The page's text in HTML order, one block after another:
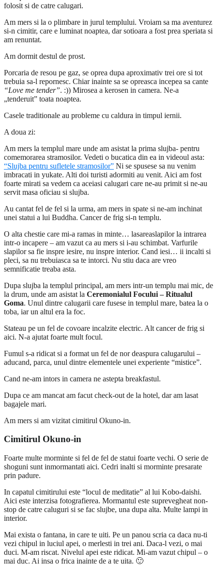
folosit si de catre calugari.
Am mers si la o plimbare in jurul templului. Vroiam sa ma aventurez
si-n cimitir, care e luminat noaptea, dar sotioara a fost prea speriata si
am renuntat.
Am dormit destul de prost.
Porcaria de resou pe gaz, se oprea dupa aproximativ trei ore si tot
trebuia sa-l repornesc. Chiar inainte sa se opreasca incepea sa cante
“Love me tender”. :)) Mirosea a kerosen in camera. Ne-a
„tenderuit” toata noaptea.
Casele traditionale au probleme cu caldura in timpul iernii.
A doua zi:
Am mers la templul mare unde am asistat la prima slujba- pentru
comemorarea stramosilor. Vedeti o bucatica din ea in videoul asta:
“Slujba pentru sufletele stramosilor” Ni se spusese sa nu venim
imbracati in yukate. Alti doi turisti adormiti au venit. Aici am fost
foarte mirati sa vedem ca aceiasi calugari care ne-au primit si ne-au
servit masa oficiau si slujba.
Au cantat fel de fel si la urma, am mers in spate si ne-am inchinat
unei statui a lui Buddha. Cancer de frig si-n templu.
O alta chestie care mi-a ramas in minte… lasareaslapilor la intrarea
intr-o incapere – am vazut ca au mers si i-au schimbat. Varfurile
slapilor sa fie inspre iesire, nu inspre interior. Cand iesi… ii incalti si
pleci, sa nu trebuiasca sa te intorci. Nu stiu daca are vreo
semnificatie treaba asta.
Dupa slujba la templul principal, am mers intr-un templu mai mic, de
la drum, unde am asistat la Ceremonialul Focului – Ritualul
Goma. Unul dintre calugarii care fusese in templul mare, batea la o
toba, iar un altul era la foc.
Stateau pe un fel de covoare incalzite electric. Alt cancer de frig si
aici. N-a ajutat foarte mult focul.
Fumul s-a ridicat si a format un fel de nor deaspura calugarului –
aducand, parca, unul dintre elementele unei experiente “mistice”.
Cand ne-am intors in camera ne astepta breakfastul.
Dupa ce am mancat am facut check-out de la hotel, dar am lasat
bagajele mari.
Am mers si am vizitat cimitirul Okuno-in.
Cimitirul Okuno-in
Foarte multe morminte si fel de fel de statui foarte vechi. O serie de
shoguni sunt inmormantati aici. Cedri inalti si morminte presarate
prin padure.
In capatul cimitirului este “locul de meditatie” al lui Kobo-daishi.
Aici este interzisa fotografierea. Mormantul este suprevegheat non-
stop de catre caluguri si se fac slujbe, una dupa alta. Multe lampi in
interior.
Mai exista o fantana, in care te uiti. Pe un panou scria ca daca nu-ti
vezi chipul in luciul apei, o merlesti in trei ani. Daca-l vezi, o mai
duci. M-am riscat. Nivelul apei este ridicat. Mi-am vazut chipul – o
mai duc. Ai insa o frica inainte de a te uita. 🙂